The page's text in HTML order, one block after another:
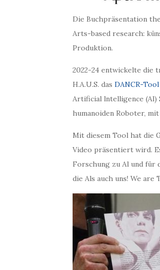
Die Buchpräsentation
Arts-based research:
Produktion.
2022-24 entwickelte die
H.A.U.S. das DANCR-Tool
Artificial lntelligence (Al)
humanoiden Roboter,
Mit diesem Tool hat die
Video präsentiert wird.
Forschung zu Al und für
die Als auch uns! We are